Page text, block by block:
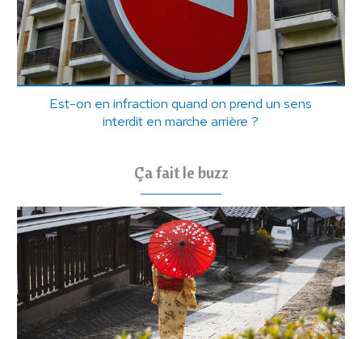
Est-on en infraction quand on prend un sens
interdit en marche arrière ?
Ça fait le buzz